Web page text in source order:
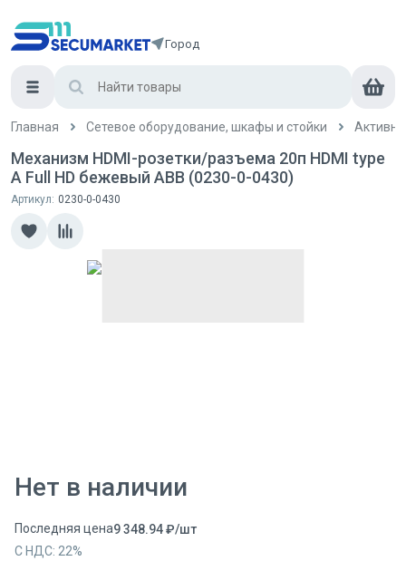
Город
Главная Сетевое оборудование, шкафы и стойки
Механизм HDMI-розетки/разъема 20п HDMI type
A Full HD бежевый ABB (0230-0-0430)
Артикул: 0230-0-0430
Нет в наличии
Последняя цена9 348.94₽/шт
С НДС: 22%